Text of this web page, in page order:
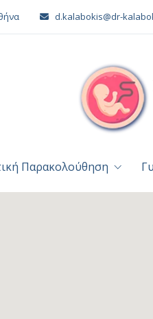
d.kalabokis@dr-
Παρακολούθηση